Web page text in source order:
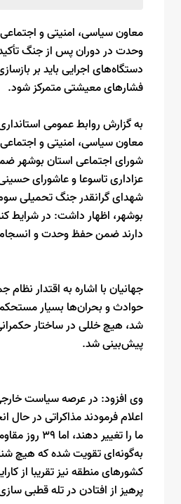
معاون سیاسی، امنیتی و
وحدت در دوران پس از جنگ
دستگاه‌های اجرایی باید بر
فشارهای معیشتی متمرکز شود.
به گزارش روابط عمومی
معاون سیاسی، امنیتی و
شورای اجتماعی استان بوشهر
عزاداری تاسوعا و عاشورای
شهدای گرانقدر جنگ تحمیلی
بوشهر، اظهار داشت: در شرایط
دارند ضمن حفظ وحدت و
جهانیان با اشاره به اقتدار
حوادث و بحران‌ها بسیار
پیش‌بینی شد.
وی افزود: در عرصه سیاست
ما را
به‌گونه‌ای تقویت شده که هیچ
کشورهای منطقه نیز تقریبا از
پرهیز از افتادن در تله قطبی